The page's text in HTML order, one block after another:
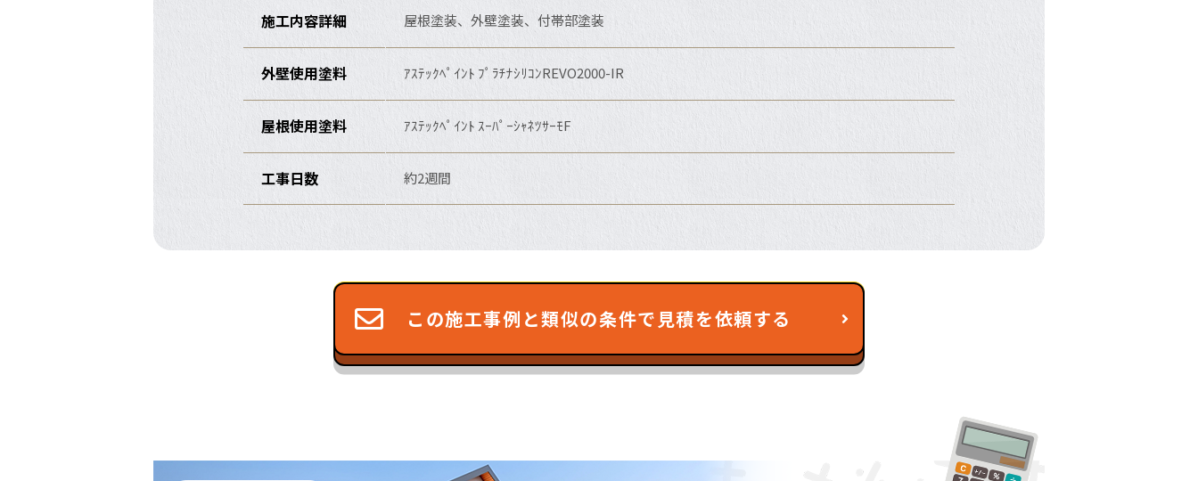
施工内容詳細 屋根塗装、外壁塗装、付帯部塗装
外壁使用塗料 ｱｽﾃｯｸﾍﾟｲﾝﾄ ﾌﾟﾗﾁﾅｼﾘｺﾝREVO2000-IR
屋根使用塗料 ｱｽﾃｯｸﾍﾟｲﾝﾄ ｽｰﾊﾟｰｼｬﾈﾂｻｰﾓF
工事日数 約2週間
この施工事例と類似の条件で見積を依頼する